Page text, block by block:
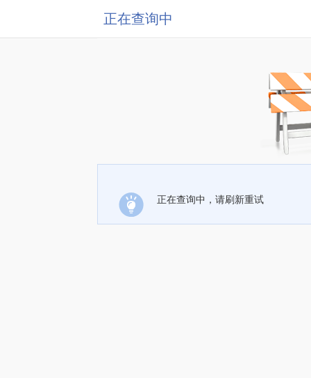
正在查询中
正在查询中，请刷新重试